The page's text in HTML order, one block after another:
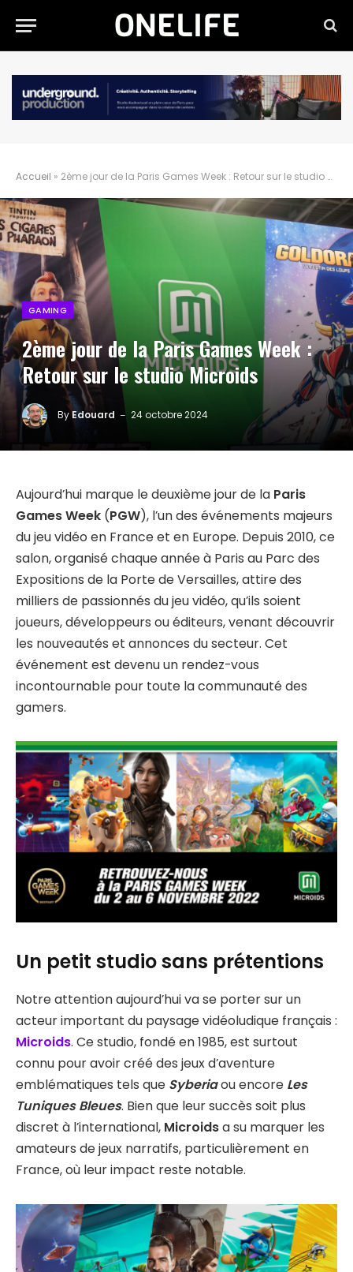
Accueil » 2ème jour de la Paris Games Week : Retour sur le studio Microids
GAMING
2ème jour de la Paris Games Week :
Retour sur le studio Microids
ByEdouard 24 octobre 2024
Aujourd’hui marque le deuxième jour de la Paris
Games Week (PGW), l’un des événements majeurs
du jeu vidéo en France et en Europe. Depuis 2010, ce
salon, organisé chaque année à Paris au Parc des
Expositions de la Porte de Versailles, attire des
milliers de passionnés du jeu vidéo, qu’ils soient
joueurs, développeurs ou éditeurs, venant découvrir
les nouveautés et annonces du secteur. Cet
événement est devenu un rendez-vous
incontournable pour toute la communauté des
gamers.
Un petit studio sans prétentions
Notre attention aujourd’hui va se porter sur un
acteur important du paysage vidéoludique français :
Microids. Ce studio, fondé en 1985, est surtout
connu pour avoir créé des jeux d’aventure
emblématiques tels que Syberiaou encore Les
Tuniques Bleues. Bien que leur succès soit plus
discret à l’international, Microidsa su marquer les
amateurs de jeux narratifs, particulièrement en
France, où leur impact reste notable.